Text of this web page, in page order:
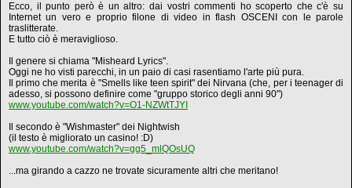
Ecco, il punto però è un altro: dai vostri commenti ho scoperto che c'è su
Internet un vero e proprio filone di video in flash OSCENI con le parole
traslitterate.
E tutto ciò è meraviglioso.
Il genere si chiama "Misheard Lyrics".
Oggi ne ho visti parecchi, in un paio di casi rasentiamo l'arte più pura.
Il primo che merita è "Smells like teen spirit" dei Nirvana (che, per i teenager di
adesso, si possono definire come "gruppo storico degli anni 90")
www.youtube.com/watch?v=O1-NZWtTJYI
Il secondo è "Wishmaster" dei Nightwish
(il testo è migliorato un casino! :D)
www.youtube.com/watch?v=gg5_mlQOsUQ
...ma girando a cazzo ne trovate sicuramente altri che meritano!